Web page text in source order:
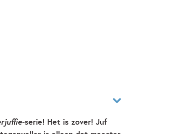
-serie! Het is zover! Juf